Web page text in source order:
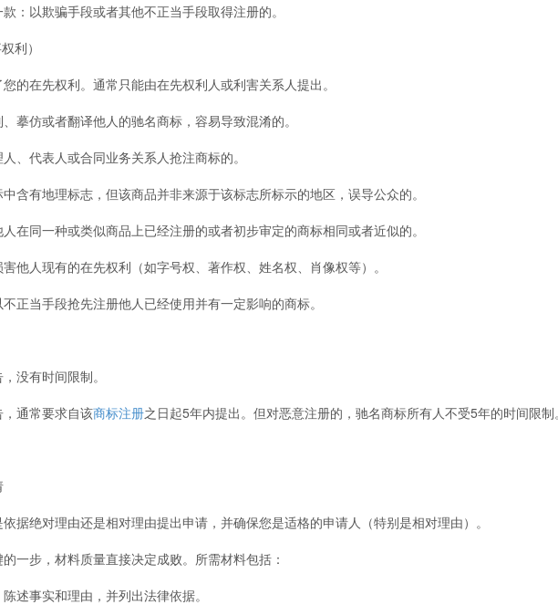
以欺骗手段或者其他不正当手段取得注册的。
利）
在先权利。通常只能由在先权利人或利害关系人提出。
仿或者翻译他人的驰名商标，容易导致混淆的。
代表人或合同业务关系人抢注商标的。
有地理标志，但该商品并非来源于该标志所标示的地区，误导公众的。
同一种或类似商品上已经注册的或者初步审定的商标相同或者近似的。
人现有的在先权利（如字号权、著作权、姓名权、肖像权等）。
当手段抢先注册他人已经使用并有一定影响的商标。
有时间限制。
通常要求自该商标注册之日起5年内提出。但对恶意注册的，驰名商标所有人不受5年的时间限制
绝对理由还是相对理由提出申请，并确保您是适格的申请人（特别是相对理由）。
步，材料质量直接决定成败。所需材料包括：
事实和理由，并列出法律依据。